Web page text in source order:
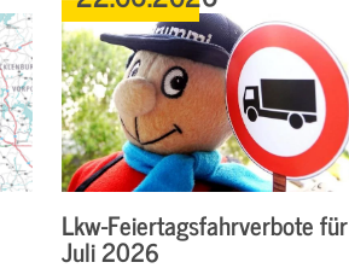
Lkw-Feiertagsfahrverbote für
Juli 2026